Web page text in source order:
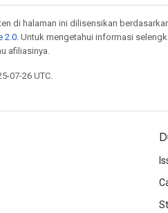
di halaman ini dilisensikan
2.0 . Untuk mengetahui informasi
afiliasinya.
07-26 UTC.